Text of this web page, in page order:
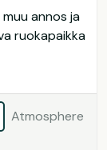
annos ja
ruokapaikka
Atmosphere